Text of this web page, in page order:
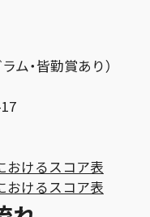
ム・皆勤賞あり）
17
おけるスコア表
おけるスコア表